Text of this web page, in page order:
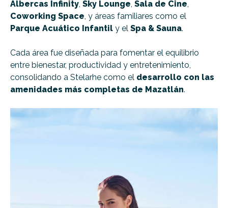
Albercas Infinity, Sky Lounge, Sala de Cine,
Coworking Space, y áreas familiares como el
Parque Acuático Infantil y el Spa & Sauna.
Cada área fue diseñada para fomentar el equilibrio
entre bienestar, productividad y entretenimiento,
consolidando a Stelarhe como el desarrollo con las
amenidades más completas de Mazatlán.